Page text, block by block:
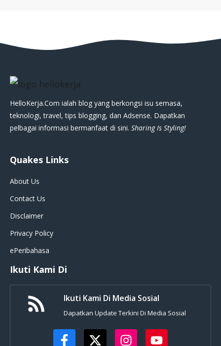
HelloKerja.Com ialah blog yang berkongsi isu semasa,
teknologi, travel, tips blogging, dan Adsense. Dapatkan
pelbagai informasi bermanfaat di sini. Sharing Is Styling!
Quakes Links
About Us
Contact Us
Disclaimer
Privacy Policy
ePeribahasa
Ikuti Kami Di
Ikuti Kami Di Media Sosial
Dapatkan Update Terkini Di Media Sosial